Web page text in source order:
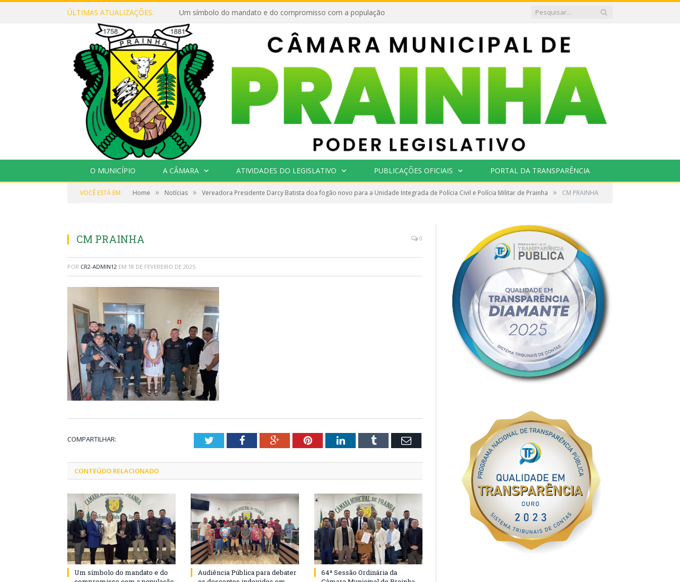
ÚLTIMAS ATUALIZAÇÕES: Um símbolo do mandato e do compromisso com a população
O MUNICÍPIO A CÂMARA ATIVIDADES DO LEGISLATIVO PUBLICAÇÕES OFICIAIS PORTAL DA TRANSPARÊNCIA
VOCÊ ESTÁ EM: Home » Notícias » Vereadora Presidente Darcy Batista doa fogão novo para a Unidade Integrada de Polícia Civil e Polícia Militar de Prainha » CM PRAINHA
CM PRAINHA 0
POR CR2-ADMIN12 EM 18 DE FEVEREIRO DE 2025
COMPARTILHAR: TwitterFacebookGoogle+PinterestLinkedInTumblr Email
CONTEÚDO RELACIONADO
Um símbolo do mandato e do
Audiência Pública para debater
64ª Sessão Ordinária da